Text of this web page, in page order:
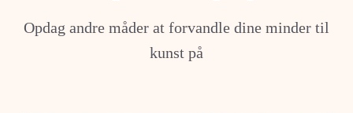
Opdag andre måder at forvandle dine minder til
kunst på